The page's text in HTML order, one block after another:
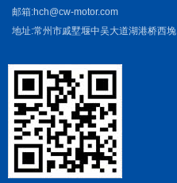
邮箱:hch@cw-motor.com
地址:常州市戚墅堰中吴大道湖港桥西堍